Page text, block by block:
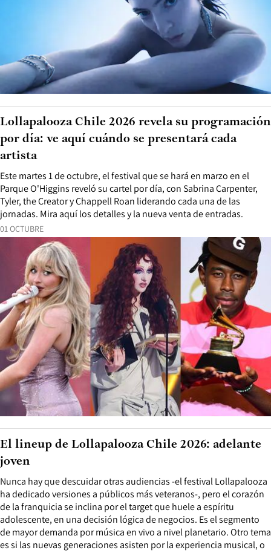
01 OCTUBRE
Este martes 1 de octubre, el festival que se hará en marzo en el
Parque O'Higgins reveló su cartel por día, con Sabrina Carpenter,
Tyler, the Creator y Chappell Roan liderando cada una de las
jornadas. Mira aquí los detalles y la nueva venta de entradas.
Lollapalooza Chile 2026 revela su programación
por día: ve aquí cuándo se presentará cada
artista
Nunca hay que descuidar otras audiencias -el festival Lollapalooza
ha dedicado versiones a públicos más veteranos-, pero el corazón
de la franquicia se inclina por el target que huele a espíritu
adolescente, en una decisión lógica de negocios. Es el segmento
de mayor demanda por música en vivo a nivel planetario. Otro tema
es si las nuevas generaciones asisten por la experiencia musical, o
El lineup de Lollapalooza Chile 2026: adelante
joven